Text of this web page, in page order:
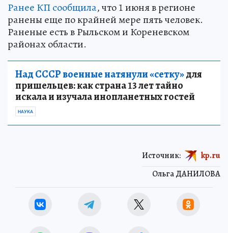
Ранее КП сообщила, что 1 июня в регионе
ранены еще по крайней мере пять человек.
Раненые есть в Рыльском и Кореневском
районах области.
Над СССР военные натянули «сетку»для
пришельцев: как страна 13 лет тайно
искала и изучала инопланетных гостей
НАУКА
Ольга ДАНИЛОВА
Источник: kp.ru